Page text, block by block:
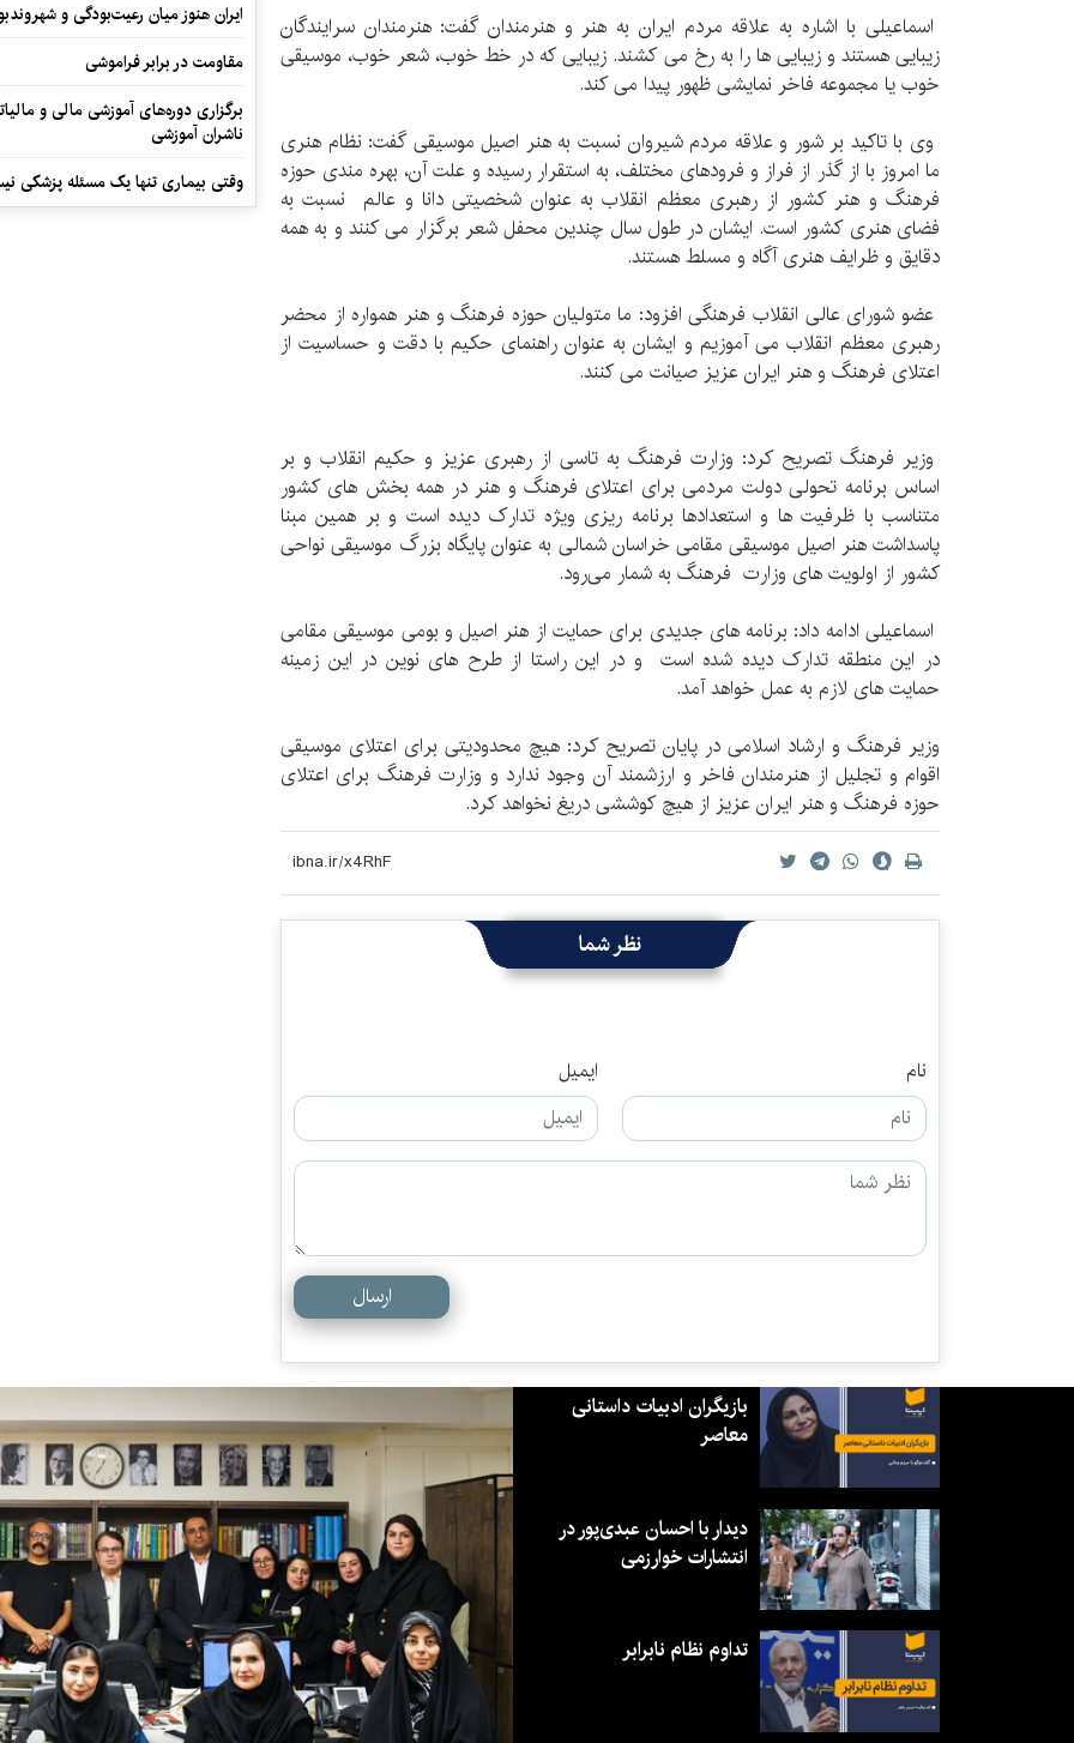
اسماعیلی با اشاره به علاقه مردم ایران به هنر و هنرمندان گفت: هنرمندان سرایندگان
زیبایی هستند و زیبایی ها را به رخ می کشند. زیبایی که در خط خوب، شعر خوب، موسیقی
خوب یا مجموعه فاخر نمایشی ظهور پیدا می کند.
‏وی با تاکید بر شور و علاقه مردم شیروان نسبت به هنر اصیل موسیقی گفت: نظام هنری
ما امروز با از گذر از فراز و فرودهای مختلف، به استقرار رسیده و علت آن، بهره مندی حوزه
فرهنگ و هنر کشور از رهبری معظم انقلاب به عنوان شخصیتی دانا و عالم نسبت به
فضای هنری کشور است. ایشان در طول سال چندین محفل شعر برگزار می کنند و به همه
دقایق و ظرایف هنری آگاه و مسلط هستند.
‏عضو شورای عالی انقلاب فرهنگی افزود: ما متولیان حوزه فرهنگ و هنر همواره از محضر
رهبری معظم انقلاب می آموزیم و ایشان به عنوان راهنمای حکیم با دقت و حساسیت از
اعتلای فرهنگ و هنر ایران عزیز صیانت می کنند.
‏وزیر فرهنگ تصریح کرد: وزارت فرهنگ به تاسی از رهبری عزیز و حکیم انقلاب و بر
اساس برنامه تحولی دولت مردمی برای اعتلای فرهنگ و هنر در همه بخش های کشور
متناسب با ظرفیت ها و استعدادها برنامه ریزی ویژه تدارک دیده است و بر همین مبنا
پاسداشت هنر اصیل موسیقی مقامی ‏خراسان شمالی به عنوان پایگاه بزرگ موسیقی نواحی
کشور از اولویت های وزارت فرهنگ به شمار می‌رود.
‏اسماعیلی ادامه داد: برنامه های جدیدی برای حمایت از هنر اصیل و بومی موسیقی مقامی
در این منطقه تدارک دیده شده است و در این راستا از طرح های نوین در این زمینه
حمایت های لازم به عمل خواهد آمد.
وزیر فرهنگ و ارشاد اسلامی در پایان تصریح کرد: هیچ محدودیتی برای اعتلای موسیقی
اقوام و تجلیل از هنرمندان فاخر و ارزشمند آن وجود ندارد و وزارت فرهنگ برای اعتلای
حوزه فرهنگ و هنر ایران عزیز از هیچ کوششی دریغ نخواهد کرد.
نظر شما
نام ایمیل
ارسال
ایران هنوز میان رعیت‌بودگی و
مقاومت در برابر فراموشی
برگزاری دوره‌های آموزشی مالی و
ناشران آموزشی
وقتی بیماری تنها یک مسئله پزشکی
بازیگران ادبیات داستانی
معاصر
دیدار با احسان عبدی‌پور در
انتشارات خوارزمی
تداوم نظام نابرابر